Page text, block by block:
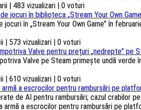
| 483 vizualizari | 0 voturi
jocuri în biblioteca „Stream Your Own
jocuri în „Stream Your Own Game” în
| 573 vizualizari | 0 voturi
Valve pentru prețuri „nedrepte” pe
Valve pe Steam primește undă verde
| 610 vizualizari | 0 voturi
armă a escrocilor pentru rambursări pe
de AI pentru rambursări; cazul crabilor